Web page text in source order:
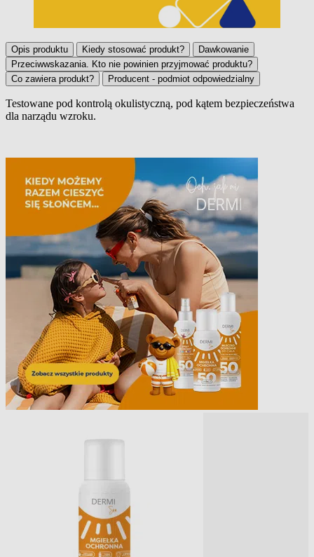
Opis produktu Kiedy stosować produkt?
Dawkowanie
Przeciwwskazania. Kto nie powinien przyjmować produktu?
Co zawiera produkt?
Producent - podmiot odpowiedzialny
Opis produktu
Testowane pod kontrolą okulistyczną, pod kątem bezpieczeństwa
dla narządu wzroku.